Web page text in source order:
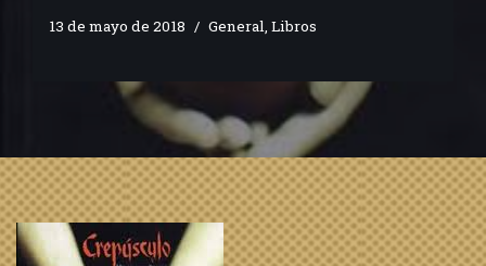
13 de mayo de 2018 General, Libros